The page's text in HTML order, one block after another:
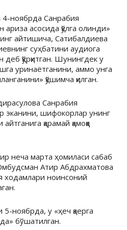
ноябрда Санрабия
асосида қўлга олинди»
айтишича, Сатибалдиева
суҳбатини аудиога
деб қўрқитган. Шунингдек у
уринаётганини, аммо унга
қўшимча қилган.
Санрабия
эканини, шифокорлар унинг
қарамай қамоққа
неча марта ҳомиласи сабаб
Атир Абдрахматова
ходамлари ноинсоний
ноябрда, у «ҳеч қаерга
бўшатилган.